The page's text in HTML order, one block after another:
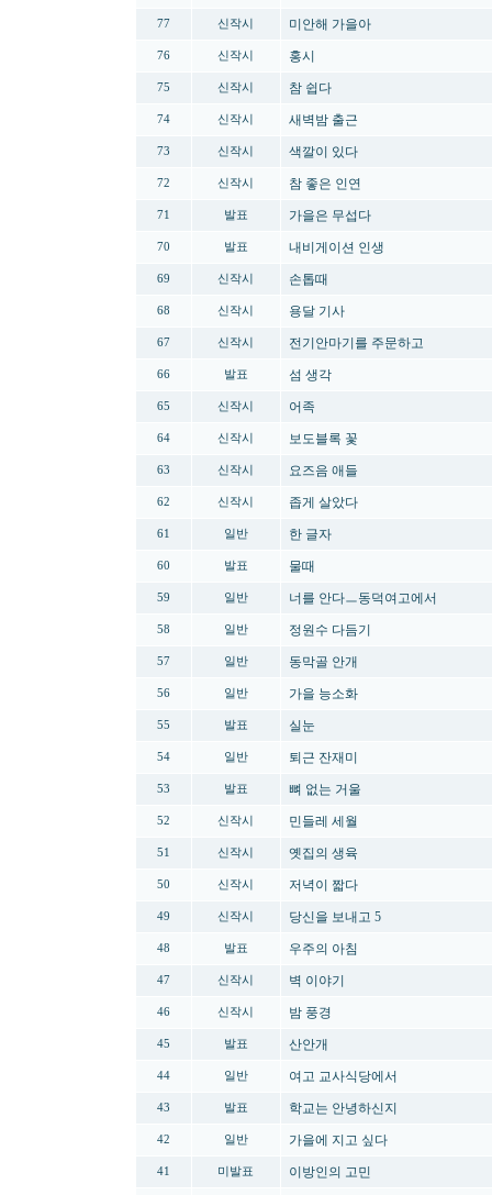
77 신작시 미안해 가을아
76 신작시 홍시
75 신작시 참 쉽다
74 신작시 새벽밤 출근
73 신작시 색깔이 있다
72 신작시 참 좋은 인연
71 발표 가을은 무섭다
70 발표 내비게이션 인생
69 신작시 손톱때
68 신작시 용달 기사
67 신작시 전기안마기를 주문하고
66 발표 섬 생각
65 신작시 어족
64 신작시 보도블록 꽃
63 신작시 요즈음 애들
62 신작시 좁게 살았다
61 일반 한 글자
60 발표 물때
59 일반 너를 안다ㅡ동덕여고에서
58 일반 정원수 다듬기
57 일반 동막골 안개
56 일반 가을 능소화
55 발표 실눈
54 일반 퇴근 잔재미
53 발표 뼈 없는 거울
52 신작시 민들레 세월
51 신작시 옛집의 생육
50 신작시 저녁이 짧다
49 신작시 당신을 보내고 5
48 발표 우주의 아침
47 신작시 벽 이야기
46 신작시 밤 풍경
45 발표 산안개
44 일반 여고 교사식당에서
43 발표 학교는 안녕하신지
42 일반 가을에 지고 싶다
41 미발표 이방인의 고민